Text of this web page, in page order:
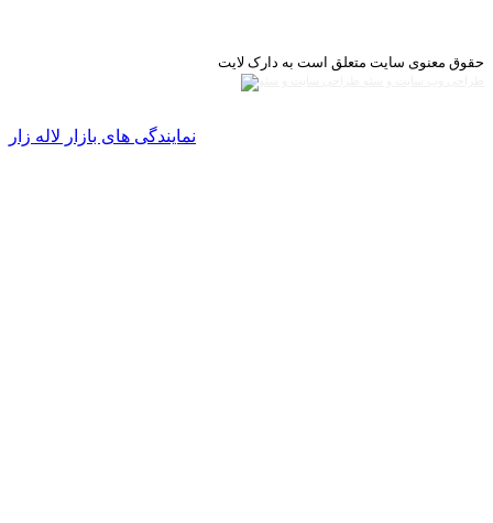
حقوق معنوی سایت متعلق است به دارک لایت
نمایندگی های بازار لاله زار